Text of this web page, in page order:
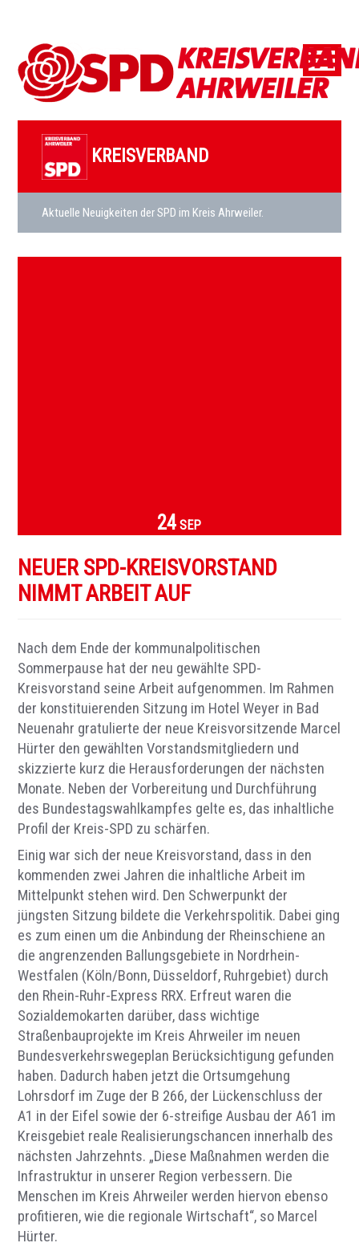
KREISVERBAND
Aktuelle Neuigkeiten der SPD im Kreis Ahrweiler.
24 SEP
NEUER SPD-KREISVORSTAND
NIMMT ARBEIT AUF
Nach dem Ende der kommunalpolitischen
Sommerpause hat der neu gewählte SPD-
Kreisvorstand seine Arbeit aufgenommen. Im Rahmen
der konstituierenden Sitzung im Hotel Weyer in Bad
Neuenahr gratulierte der neue Kreisvorsitzende Marcel
Hürter den gewählten Vorstandsmitgliedern und
skizzierte kurz die Herausforderungen der nächsten
Monate. Neben der Vorbereitung und Durchführung
des Bundestagswahlkampfes gelte es, das inhaltliche
Profil der Kreis-SPD zu schärfen.
Einig war sich der neue Kreisvorstand, dass in den
kommenden zwei Jahren die inhaltliche Arbeit im
Mittelpunkt stehen wird. Den Schwerpunkt der
jüngsten Sitzung bildete die Verkehrspolitik. Dabei ging
es zum einen um die Anbindung der Rheinschiene an
die angrenzenden Ballungsgebiete in Nordrhein-
Westfalen (Köln/Bonn, Düsseldorf, Ruhrgebiet) durch
den Rhein-Ruhr-Express RRX. Erfreut waren die
Sozialdemokarten darüber, dass wichtige
Straßenbauprojekte im Kreis Ahrweiler im neuen
Bundesverkehrswegeplan Berücksichtigung gefunden
haben. Dadurch haben jetzt die Ortsumgehung
Lohrsdorf im Zuge der B 266, der Lückenschluss der
A1 in der Eifel sowie der 6-streifige Ausbau der A61 im
Kreisgebiet reale Realisierungschancen innerhalb des
nächsten Jahrzehnts. „Diese Maßnahmen werden die
Infrastruktur in unserer Region verbessern. Die
Menschen im Kreis Ahrweiler werden hiervon ebenso
profitieren, wie die regionale Wirtschaft“, so Marcel
Hürter.